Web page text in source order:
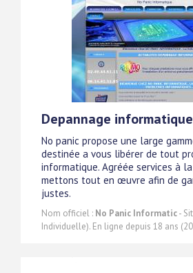
Depannage
No panic propose une large
destinée a vous libérer de tout
informatique. Agréée services à
mettons tout en œuvre afin de
justes.
Nom officiel : No Panic Informatic-
Individuelle). En ligne depuis 18 ans